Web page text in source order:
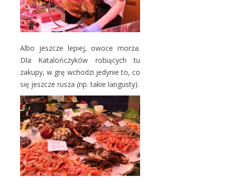
Albo jeszcze lepiej, owoce morza.
Dla Katalończyków robiących tu
zakupy, w grę wchodzi jedynie to, co
się jeszcze rusza (np. takie langusty).